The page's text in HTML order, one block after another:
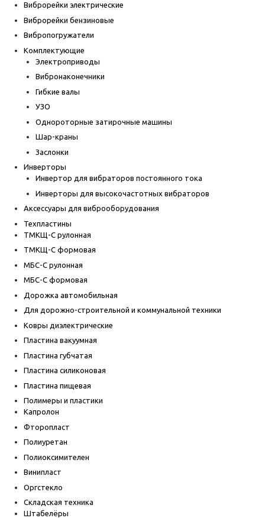
Виброрейки электрические
Виброрейки бензиновые
Вибропогружатели
Комплектующие
Электроприводы
Вибронаконечники
Гибкие валы
УЗО
Однороторные затирочные машины
Шар-краны
Заслонки
Инверторы
Инвертор для вибраторов постоянного тока
Инверторы для высокочастотных вибраторов
Аксессуары для виброоборудования
Техпластины
ТМКЩ-С рулонная
ТМКЩ-С формовая
МБС-С рулонная
МБС-С формовая
Дорожка автомобильная
Для дорожно-строительной и коммунальной техники
Ковры диэлектрические
Пластина вакуумная
Пластина губчатая
Пластина силиконовая
Пластина пищевая
Полимеры и пластики
Капролон
Фторопласт
Полиуретан
Полиоксимителен
Винипласт
Оргстекло
Складская техника
Штабелёры